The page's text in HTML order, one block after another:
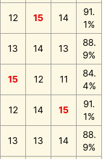
12 15 14
91.
1%
13 14 13
88.
9%
15 12 11
84.
4%
12 14 15
91.
1%
13 13 14
88.
9%